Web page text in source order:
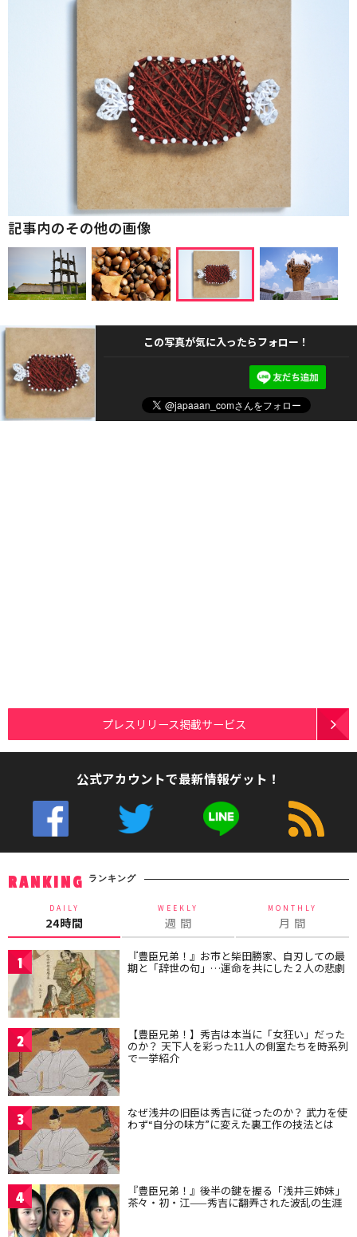
記事内のその他の画像
この写真が気に入ったらフォロー！
プレスリリース掲載サービス
公式アカウントで最新情報ゲット！
RANKING ランキング
DAILY
24時間
WEEKLY
週 間
MONTHLY
月 間
1 『豊臣兄弟！』お市と柴田勝家、自刃しての最
期と「辞世の句」…運命を共にした２人の悲劇
2 【豊臣兄弟！】秀吉は本当に「女狂い」だった
のか？ 天下人を彩った11人の側室たちを時系列
で一挙紹介
3 なぜ浅井の旧臣は秀吉に従ったのか？ 武力を使
わず“自分の味方”に変えた裏工作の技法とは
4 『豊臣兄弟！』後半の鍵を握る「浅井三姉妹」
茶々・初・江——秀吉に翻弄された波乱の生涯